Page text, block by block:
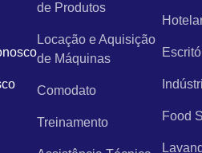
de Produtos
Locação e Aquisição
de Máquinas
Comodato
Treinamento Food